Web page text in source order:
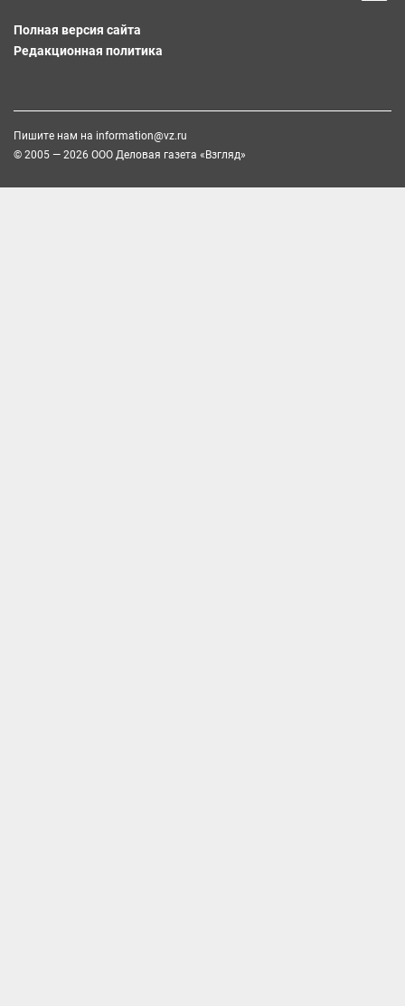
Полная версия сайта
Редакционная политика
Пишите нам на information@vz.ru
© 2005 — 2026 ООО Деловая газета «Взгляд»